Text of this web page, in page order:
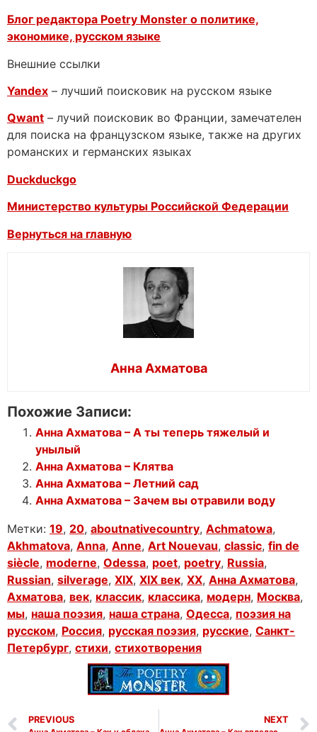
Блог редактора Poetry Monster о политике,
экономике, русском языке
Внешние ссылки
Yandex – лучший поисковик на русском языке
Qwant – лучий поисковик во Франции, замечателен
для поиска на французском языке, также на других
романских и германских языках
Duckduckgo
Министерство культуры Российской Федерации
Вернуться на главную
Анна Ахматова
Похожие Записи:
Анна Ахматова – А ты теперь тяжелый и
унылый
Анна Ахматова – Клятва
Анна Ахматова – Летний сад
Анна Ахматова – Зачем вы отравили воду
Метки: 19, 20, aboutnativecountry, Achmatowa,
Akhmatova, Anna, Anne, Art Nouevau, classic, fin de
siècle, moderne, Odessa, poet, poetry, Russia,
Russian, silverage, XIX, XIX век, XX, Анна Ахматова,
Ахматова, век, классик, классика, модерн, Москва,
мы, наша поэзия, наша страна, Одесса, поэзия на
русском, Россия, русская поэзия, русские, Санкт-
Петербург, стихи, стихотворения
PREVIOUS NEXT